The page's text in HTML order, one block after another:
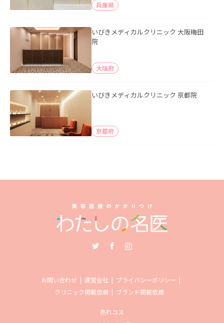
兵庫県
いびきメディカルクリニック 大阪梅田
院
大阪府
いびきメディカルクリニック 京都院
京都府
お問い合わせ 運営会社
プライバシーポリシー
クリニック掲載依頼
ブランド掲載依頼
売れコス